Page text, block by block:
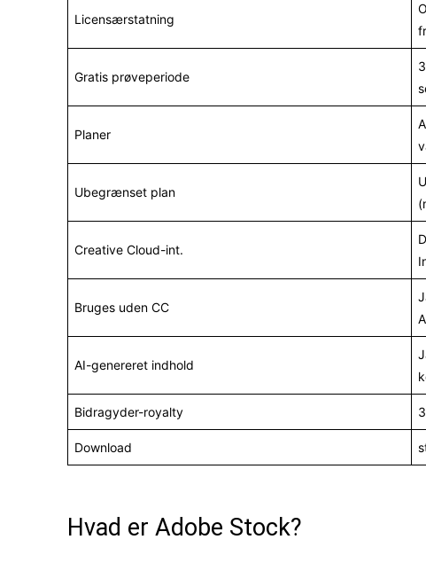
Licensærstatning
Gratis prøveperiode
Planer
Ubegrænset plan
Creative Cloud-int.
Bruges uden CC
AI-genereret indhold
Bidragyder-royalty
Download
Hvad er Adobe Stock?